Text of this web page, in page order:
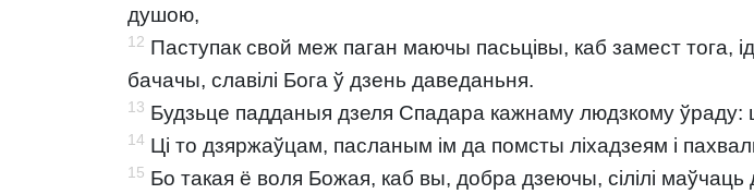
душою,
12 Паступак свой меж паган маючы пасьцівы, каб замест тога,
бачачы, славілі Бога ў дзень даведаньня.
13 Будзьце падданыя дзеля Спадара кажнаму людзкому ўраду:
14 Ці то дзяржаўцам, пасланым ім да помсты ліхадзеям і
15 Бо такая ё воля Божая, каб вы, добра дзеючы, сілілі